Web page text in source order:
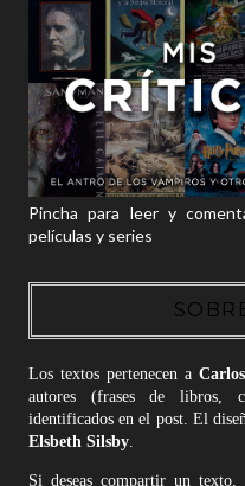
Pincha para leer y
películas y series
Los textos pertenecen a
autores (frases de libros,
identificados en el post. El
Elsbeth Silsby.
Si deseas compartir un texto,